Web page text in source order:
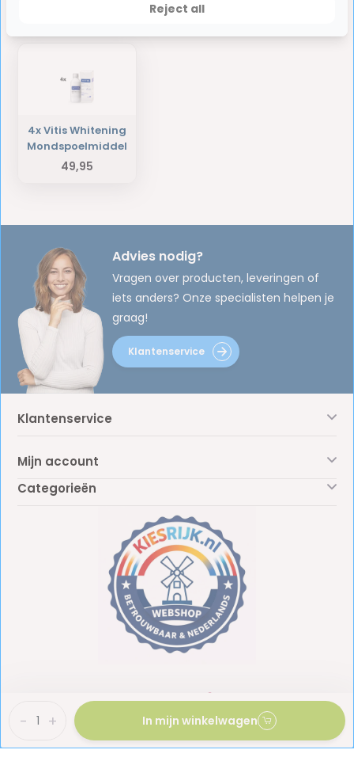
+
- In mijn winkelwagen
Laatst bekeken producten
4x Vitis Whitening
Mondspoelmiddel
49,95
Advies nodig?
Vragen over producten, leveringen of
iets anders? Onze specialisten helpen je
graag!
Klantenservice
Klantenservice
Mijn account
Categorieën
Reject all